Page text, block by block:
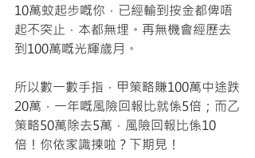
10萬蚊起步嘅你，已經輸到按金都俾唔
起不突止，本都無埋。再無機會經歷去
到100萬嘅光輝歲月。
所以數一數手指，甲策略賺100萬中途跌
20萬，一年嘅風險回報比就係5倍；而乙
策略50萬除去5萬，風險回報比係10
倍！你依家識揀啦？下期見！